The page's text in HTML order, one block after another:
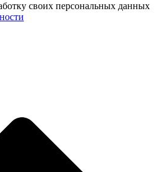
своих персональных данных